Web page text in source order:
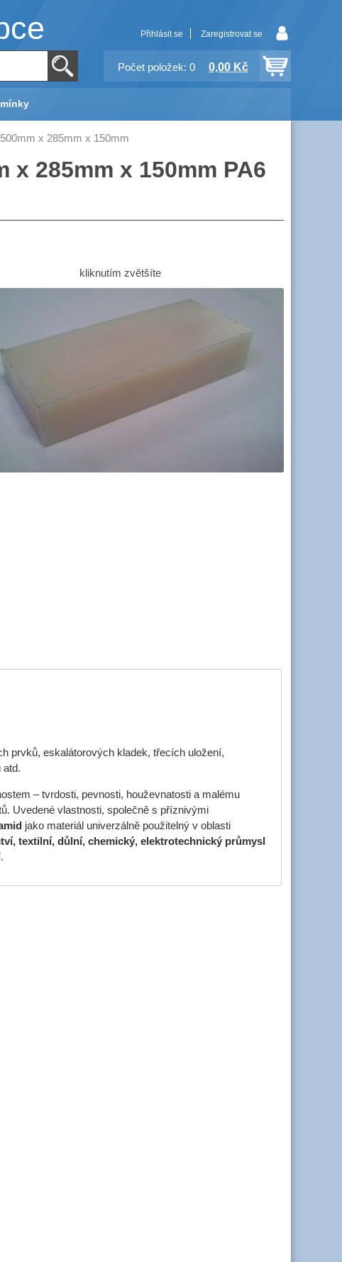
Přihlásit se Zaregistrovat se
Počet položek: 0 0,00 Kč
x 285mm x 150mm
x 285mm x 150mm PA6
kliknutím zvětšíte
prvků, eskalátorových kladek, třecích uložení,
atd.
– tvrdosti, pevnosti, houževnatosti a malému
Uvedené vlastnosti, společně s příznivými
jako materiál univerzálně použitelný v oblasti
textilní, důlní, chemický, elektrotechnický průmysl